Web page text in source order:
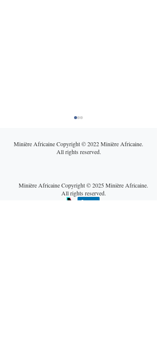
Cuivre africain : entre
Minière Africaine Copyright © 2022 Minière Africaine.
All rights reserved.
Minière Africaine Copyright © 2025 Minière Africaine.
All rights reserved.